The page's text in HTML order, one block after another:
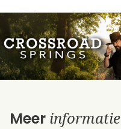
Meer informatie